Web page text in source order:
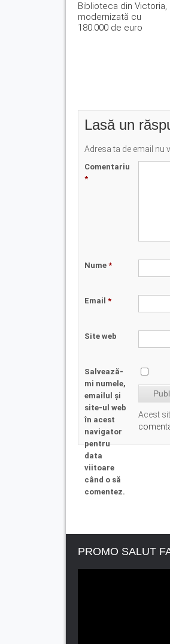
Biblioteca din Victoria,
modernizată cu
180.000 de euro
Lasă un
Adresa ta de email nu
Comentariu
*
Nume *
Email *
Site web
Salvează-
mi numele,
emailul și
site-ul web
în acest
navigator
pentru
data
viitoare
când o să
comentez.
Acest
PROMO SALUT